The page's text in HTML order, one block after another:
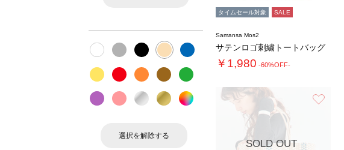
選択を解除する
タイムセール対象 SALE
Samansa Mos2
サテンロゴ刺繍トートバッグ
￥1,980 -60%OFF-
SOLD OUT